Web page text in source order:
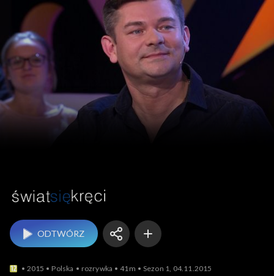
Świat się kręci
ODTWÓRZ
2015 Polska rozrywka 41m Sezon 1, 04.11.2015